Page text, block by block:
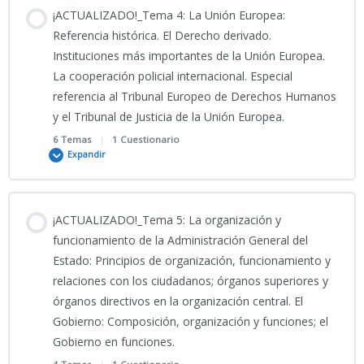
Test Tema 1 (II)
INFOGRAFÍA TEMA 2 CNP 2
TEMA 2 CNP 2026
PRESENTACIÓN TEMA 2 CNP 2026
TEST TEMA 2 CNP (I) CIENCIAS JURÍDICAS
0% COMPLETADO 0/6 Pasos
PODCAST TEMA 3 CNP
26_02_2026_Clase grabada_TEMA 3 CNP
PORTADA TEMA 3 CNP
INFOGRAFÍA TEMA 3 CNP
TEMA 3 CNP
¡ACTUALIZADO!_Tema 4: La Unión Europea:
Referencia histórica. El Derecho derivado.
Instituciones más importantes de la Unión Europea.
La cooperación policial internacional. Especial
referencia al Tribunal Europeo de Derechos Humanos
y el Tribunal de Justicia de la Unión Europea.
6 Temas | 1 Cuestionario
Expandir
0% COMPLETADO 0/6 Pasos
PODCAST TEMA 4 CNP
Clase grabada_02_03_2026_TEMA 4 CNP_LA UE
¡ACTUALIZADO!_Tema 5: La organización y
funcionamiento de la Administración General del
Estado: Principios de organización, funcionamiento y
relaciones con los ciudadanos; órganos superiores y
órganos directivos en la organización central. El
Gobierno: Composición, organización y funciones; el
Gobierno en funciones.